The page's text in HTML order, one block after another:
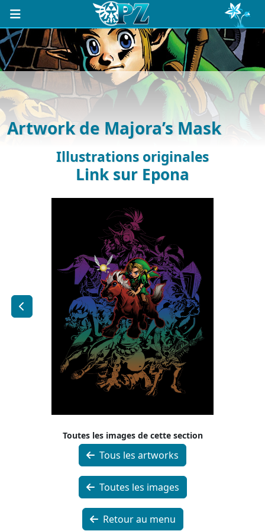
Artwork de Majora’s Mask
Illustrations originales
Link sur Epona
Toutes les images de cette section
Tous les artworks
Toutes les images
Retour au menu